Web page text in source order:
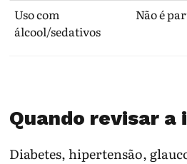
Uso com
álcool/sedativos
Não é
Quando revisar a
Diabetes, hipertensão,